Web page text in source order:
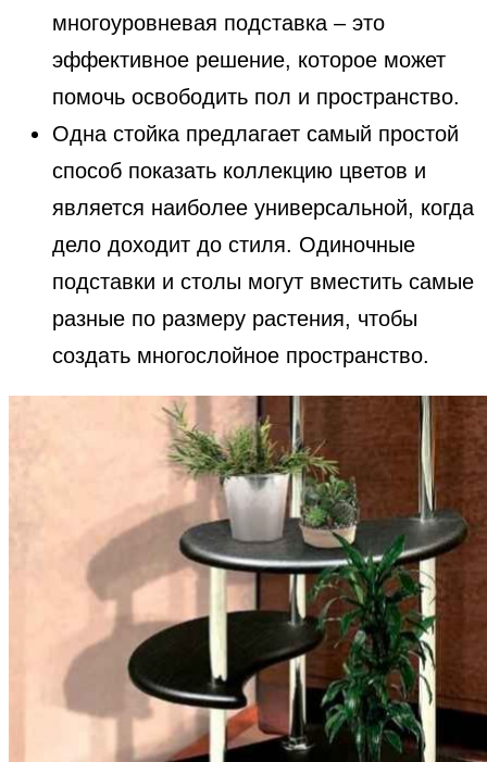
многоуровневая подставка – это
эффективное решение, которое может
помочь освободить пол и пространство.
Одна стойка предлагает самый простой
способ показать коллекцию цветов и
является наиболее универсальной, когда
дело доходит до стиля. Одиночные
подставки и столы могут вместить самые
разные по размеру растения, чтобы
создать многослойное пространство.